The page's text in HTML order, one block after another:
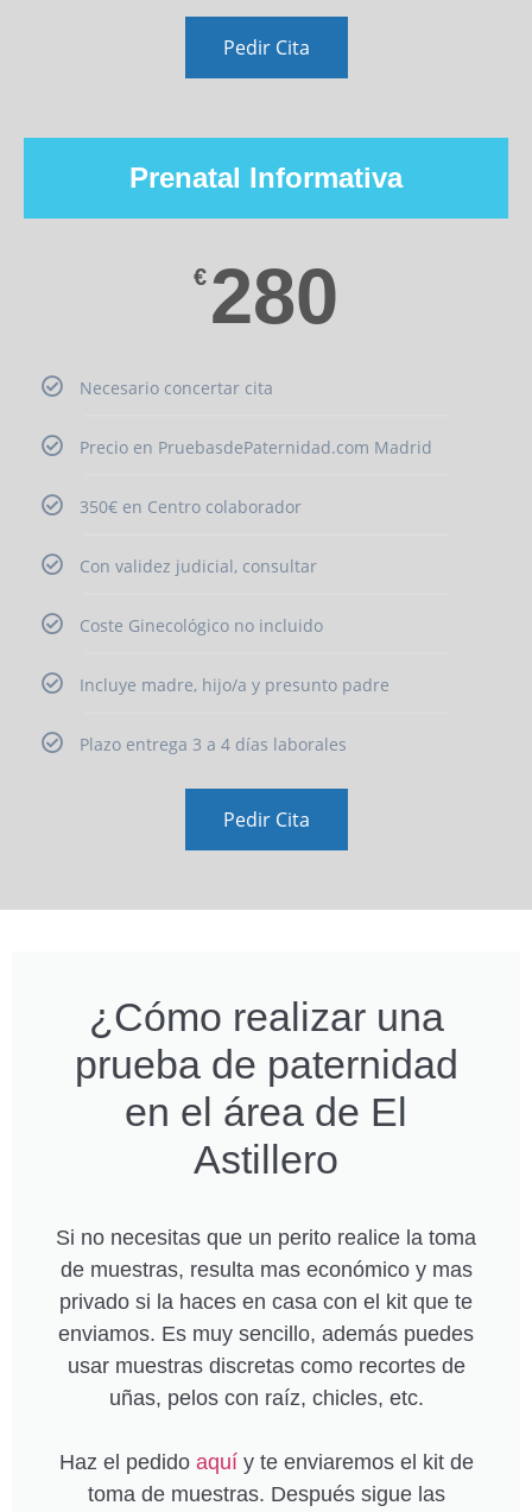
Pedir Cita
Prenatal Informativa
€ 280
Necesario concertar cita
Precio en PruebasdePaternidad.com Madrid
350€ en Centro colaborador
Con validez judicial, consultar
Coste Ginecológico no incluido
Incluye madre, hijo/a y presunto padre
Plazo entrega 3 a 4 días laborales
Pedir Cita
¿Cómo realizar una
prueba de paternidad
en el área de El
Astillero
Si no necesitas que un perito realice la toma
de muestras, resulta mas económico y mas
privado si la haces en casa con el kit que te
enviamos. Es muy sencillo, además puedes
usar muestras discretas como recortes de
uñas, pelos con raíz, chicles, etc.
Haz el pedido aquíy te enviaremos el kit de
toma de muestras. Después sigue las